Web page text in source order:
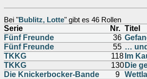
Bei "Bublitz, Lotte" gibt es 46 Rollen
Serie Nr. Titel
Fünf Freunde
36
Fünf Freunde
55 …
TKKG
118 Im
TKKG
130 Die
Die Knickerbocker-Bande
9